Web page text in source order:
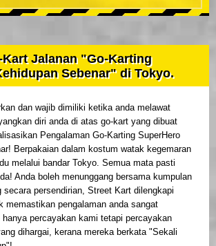
Kart Jalanan "Go-Karting
Sebenar" di Tokyo.
dan wajib dimiliki ketika anda melawat
diri anda di atas go-kart yang dibuat
Pengalaman Go-Karting SuperHero
Berpakaian dalam kostum watak kegemaran
melalui bandar Tokyo. Semua mata pasti
Anda boleh menunggang bersama kumpulan
secara persendirian, Street Kart dilengkapi
memastikan pengalaman anda sangat
percayakan kami tetapi percayakan
dihargai, kerana mereka berkata "Sekali